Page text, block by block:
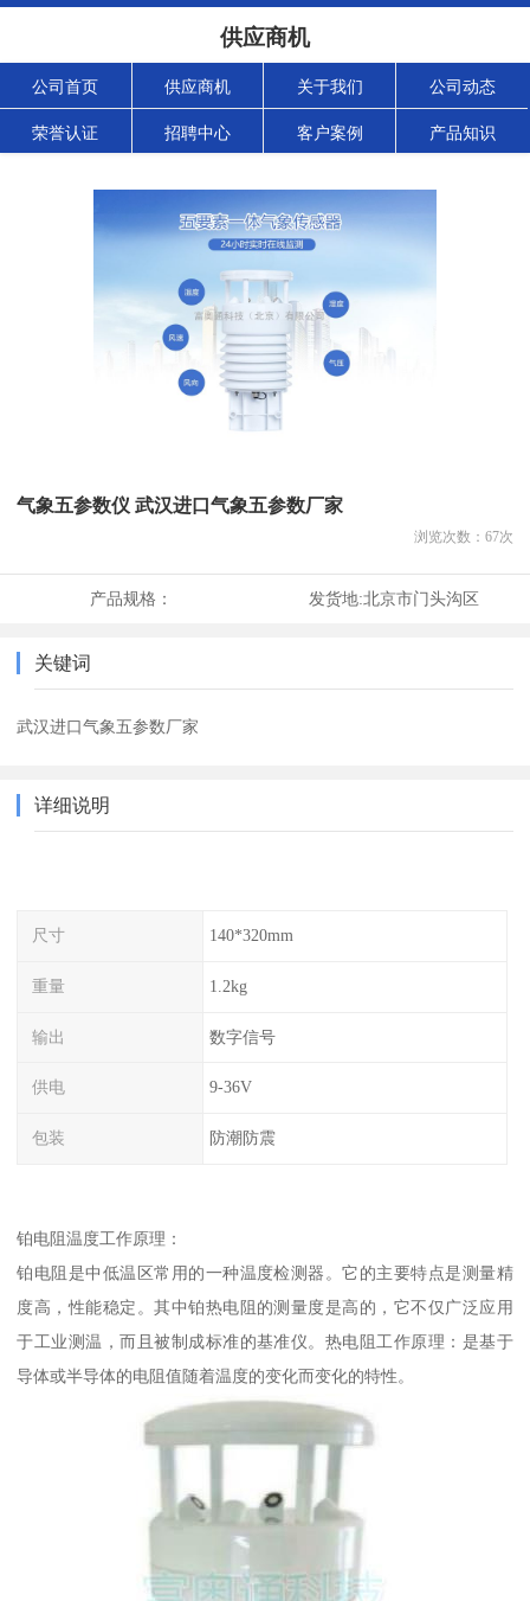
供应商机
公司首页 供应商机 关于我们 公司动态
荣誉认证 招聘中心 客户案例 产品知识
气象五参数仪 武汉进口气象五参数厂家
浏览次数： 67次
产品规格： 发货地:北京市门头沟区
关键词
武汉进口气象五参数厂家
详细说明
尺寸 140*320mm
重量 1.2kg
输出 数字信号
供电 9-36V
包装 防潮防震
铂电阻温度工作原理：
铂电阻是中低温区常用的一种温度检测器。它的主要特点是测量精
度高，性能稳定。其中铂热电阻的测量度是高的，它不仅广泛应用
于工业测温，而且被制成标准的基准仪。热电阻工作原理：是基于
导体或半导体的电阻值随着温度的变化而变化的特性。